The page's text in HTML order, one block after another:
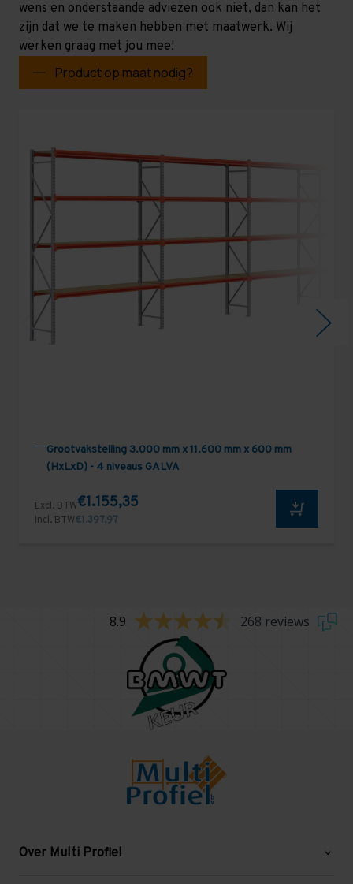
wens en onderstaande adviezen ook niet, dan kan het
zijn dat we te maken hebben met maatwerk. Wij
werken graag met jou mee!
Product op maat nodig?
Grootvakstelling 3.000 mm x 11.600 mm x 600 mm
(HxLxD) - 4 niveaus GALVA
Excl. BTW€1.155,35
Incl. BTW€1.397,97
8.9 268 reviews
Over Multi Profiel